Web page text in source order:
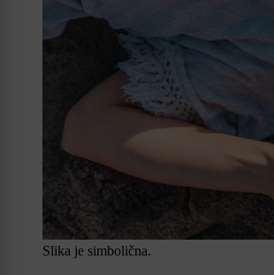
Slika je simbolična.